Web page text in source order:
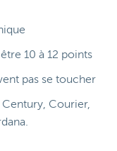
10 à 12 points
pas se toucher
Courier,